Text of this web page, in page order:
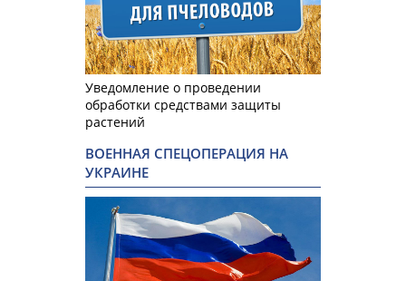
Уведомление о проведении
обработки средствами защиты
растений
ВОЕННАЯ СПЕЦОПЕРАЦИЯ НА
УКРАИНЕ